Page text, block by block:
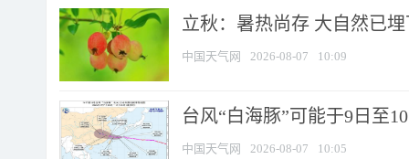
立秋：暑热尚存 大自然已
中国天气网 2026-08-07 10:09
台风“白海豚”可能于9日至
中国天气网 2026-08-07 10:05